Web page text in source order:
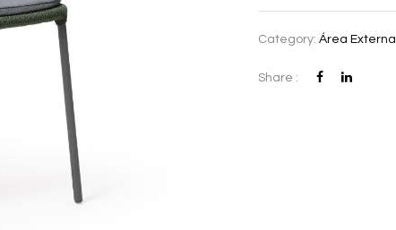
Category:Área Externa
Share :